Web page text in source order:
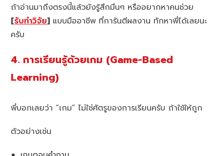
ถ้าอ่านมาถึงตรงนี้แล้วยังรู้สึกมึนๆ หรืออยากหาคนช่วย
[รับทำวิจัย] แบบมืออาชีพ ที่การันตีผลงาน ทักหาพี่ได้เลยนะ
ครับ
4. การเรียนรู้ด้วยเกม (Game-Based
Learning)
พี่บอกเลยว่า “เกม” ไม่ใช่ศัตรูของการเรียนครับ ถ้าใช้ให้ถูก
ตัวอย่างเช่น